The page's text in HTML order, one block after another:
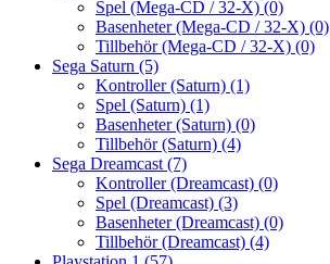
Spel (Mega-CD / 32-X) (0)
Basenheter (Mega-CD / 32-X) (0)
Tillbehör (Mega-CD / 32-X) (0)
Sega Saturn (5)
Kontroller (Saturn) (1)
Spel (Saturn) (1)
Basenheter (Saturn) (0)
Tillbehör (Saturn) (4)
Sega Dreamcast (7)
Kontroller (Dreamcast) (0)
Spel (Dreamcast) (3)
Basenheter (Dreamcast) (0)
Tillbehör (Dreamcast) (4)